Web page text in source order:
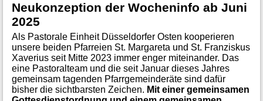
Neukonzeption der Wocheninfo ab Juni
2025
Als Pastorale Einheit Düsseldorfer Osten kooperieren
unsere beiden Pfarreien St. Margareta und St. Franziskus
Xaverius seit Mitte 2023 immer enger miteinander. Das
eine Pastoralteam und die seit Januar dieses Jahres
gemeinsam tagenden Pfarrgemeinderäte sind dafür
bisher die sichtbarsten Zeichen. Mit einer gemeinsamen